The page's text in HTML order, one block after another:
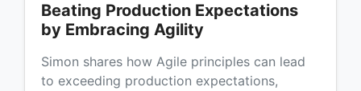
Beating Production Expectations
by Embracing Agility
Simon shares how Agile principles can lead
to exceeding production expectations,